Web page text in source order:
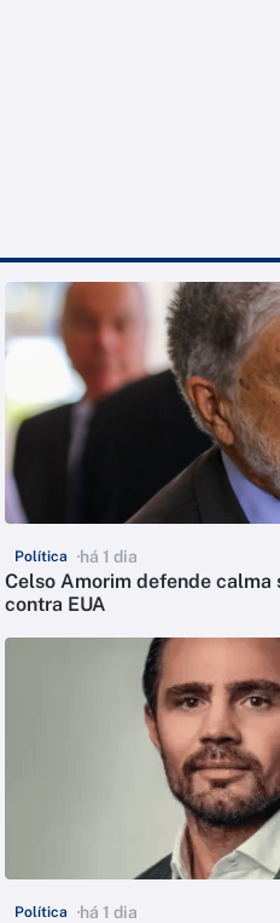
Política há 1 dia
Celso Amorim defende calma
contra EUA
Política há 1 dia